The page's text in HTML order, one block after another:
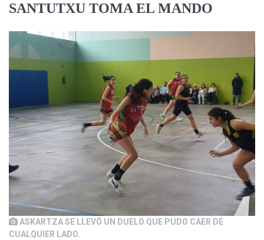
SANTUTXU TOMA EL MANDO
ASKARTZA SE LLEVÓ UN DUELO QUE PUDO CAER DE
CUALQUIER LADO.